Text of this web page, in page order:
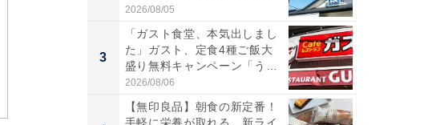
う...
2026/08/05
3
「ガスト食堂、本気出しまし
た」ガスト、定食4種ご飯大
盛り無料キャンペーン「うお
お...
2026/08/06
【無印良品】朝食の新定番！
手軽に栄養が取れる、新ライ